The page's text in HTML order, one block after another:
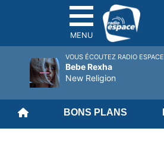
MENU
BONS PLANS
VOUS ÉCOUTEZ RADIO ESPACE
Bebe Rexha
New Religion